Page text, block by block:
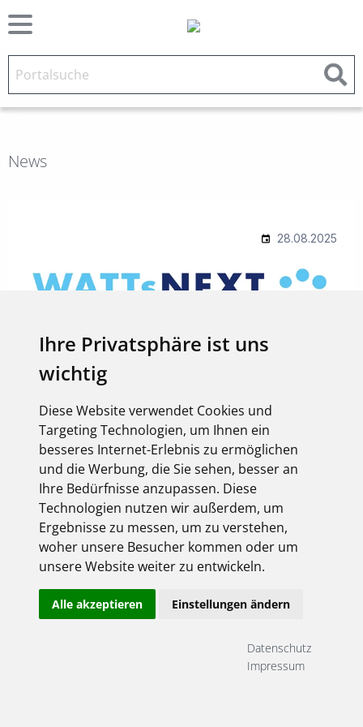
Ihre Privatsphäre ist uns
wichtig
Diese Website verwendet Cookies und
Targeting Technologien, um Ihnen ein
besseres Internet-Erlebnis zu ermöglichen
und die Werbung, die Sie sehen, besser an
Ihre Bedürfnisse anzupassen. Diese
Technologien nutzen wir außerdem, um
Ergebnisse zu messen, um zu verstehen,
woher unsere Besucher kommen oder um
unsere Website weiter zu entwickeln.
Alle akzeptieren Einstellungen ändern
Datenschutz
Impressum
News